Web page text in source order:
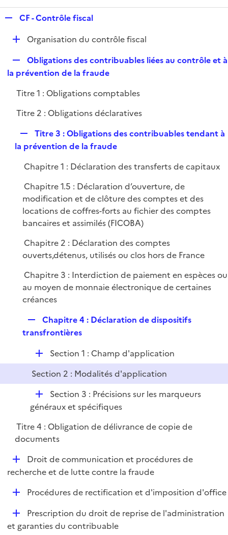
p
e
r
CF - Contrôle fiscal
D
p
l
i
e
r
Organisation du contrôle fiscal
e
l
i
r
Obligations des contribuables liées au contrôle et à
la prévention de la fraude
Titre 1 : Obligations comptables
Titre 2 : Obligations déclaratives
e
l
i
Titre 3 : Obligations des contribuables tendant à
la prévention de la fraude
Chapitre 1 : Déclaration des transferts de capitaux
Chapitre 1.5 : Déclaration d’ouverture, de
modification et de clôture des comptes et des
locations de coffres-forts au fichier des comptes
bancaires et assimilés (FICOBA)
Chapitre 2 : Déclaration des comptes
ouverts,détenus, utilisés ou clos hors de France
Chapitre 3 : Interdiction de paiement en espèces ou
au moyen de monnaie électronique de certaines
créances
e
l
e
r
Chapitre 4 : Déclaration de dispositifs
transfrontières
D
é
p
i
e
r
Section 1 : Champ d'application
Section 2 : Modalités d'application
D
é
l
i
e
Section 3 : Précisions sur les marqueurs
généraux et spécifiques
Titre 4 : Obligation de délivrance de copie de
documents
D
é
r
Droit de communication et procédures de
recherche et de lutte contre la fraude
D
l
Procédures de rectification et d'imposition d'office
D
é
Prescription du droit de reprise de l'administration
et garanties du contribuable